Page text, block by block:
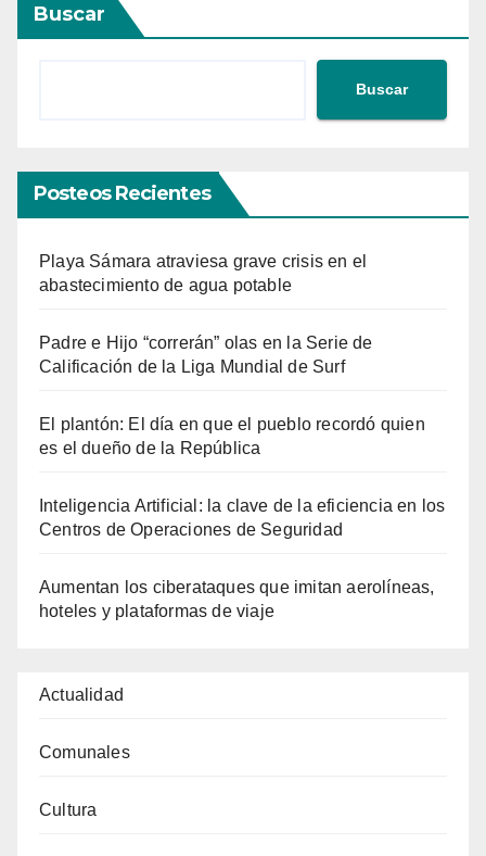
Buscar
Buscar
Posteos Recientes
Playa Sámara atraviesa grave crisis en el
abastecimiento de agua potable
Padre e Hijo “correrán” olas en la Serie de
Calificación de la Liga Mundial de Surf
El plantón: El día en que el pueblo recordó quien
es el dueño de la República
Inteligencia Artificial: la clave de la eficiencia en los
Centros de Operaciones de Seguridad
Aumentan los ciberataques que imitan aerolíneas,
hoteles y plataformas de viaje
Actualidad
Comunales
Cultura